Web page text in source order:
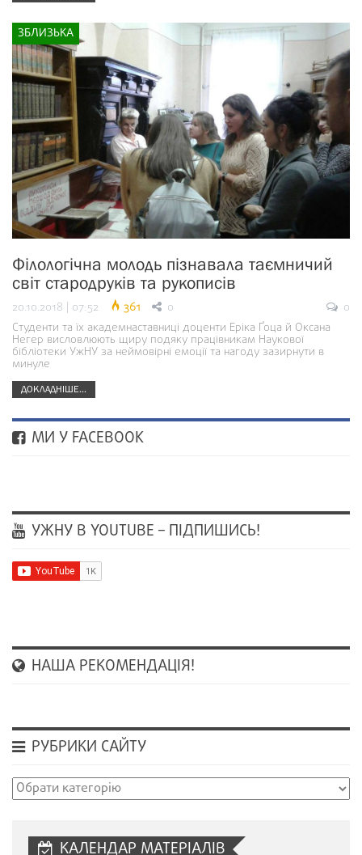
ЗБЛИЗЬКА
Філологічна молодь пізнавала таємничий
світ стародруків та рукописів
20.10.2018 | 07:52 361 0
0
Студенти та їх академнаставниці доценти Еріка Ґоца й Оксана
Негер висловлюють щиру подяку працівникам Наукової
бібліотеки УжНУ за неймовірні емоції та нагоду зазирнути в
минуле
ДОКЛАДНІШЕ...
МИ У FACEBOOK
УЖНУ В YOUTUBE – ПІДПИШИСЬ!
НАША РЕКОМЕНДАЦІЯ!
РУБРИКИ САЙТУ
Рубрики
КАЛЕНДАР МАТЕРІАЛІВ